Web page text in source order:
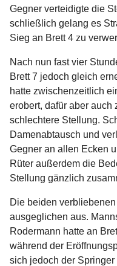
Gegner verteidigte die
schließlich gelang es
Sieg an Brett 4 zu
Nach nun fast vier
Brett 7 jedoch gleich
hatte zwischenzeitlich
erobert, dafür aber
schlechtere Stellung.
Damenabtausch und
Gegner an allen Ecken
Rüter außerdem die
Stellung gänzlich
Die beiden
ausgeglichen aus.
Rodermann hatte an
während der
sich jedoch der